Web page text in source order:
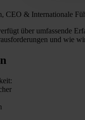
CEO & Internationale
über umfassende
und wie